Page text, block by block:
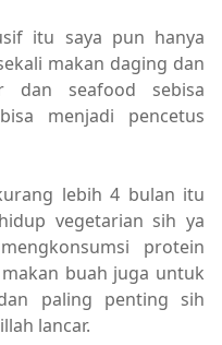
itu saya pun hanya
makan daging dan
dan seafood sebisa
menjadi pencetus
lebih 4 bulan itu
vegetarian sih ya
protein
buah juga untuk
paling penting sih
lancar.